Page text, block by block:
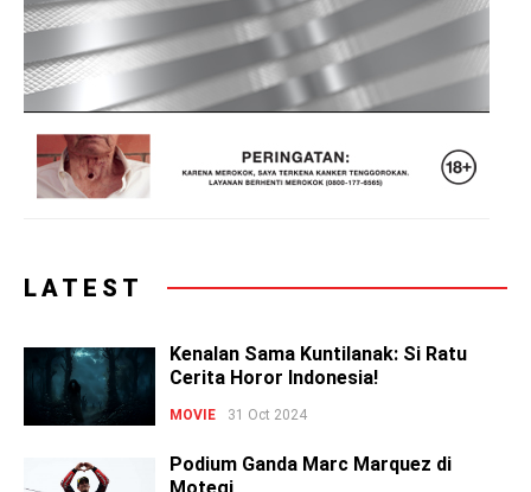
LATEST
Kenalan Sama Kuntilanak: Si Ratu
Cerita Horor Indonesia!
MOVIE 31 Oct 2024
Podium Ganda Marc Marquez di